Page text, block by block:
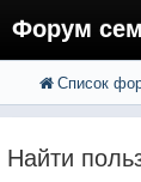
Форум
FAQСписок
Найти